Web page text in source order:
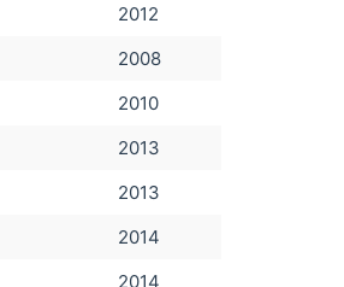
2012
2008
2010
2013
2013
2014
2014